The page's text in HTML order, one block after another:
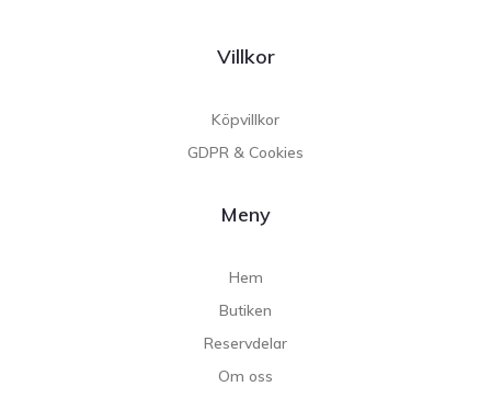
Villkor
Köpvillkor
GDPR & Cookies
Meny
Hem
Butiken
Reservdelar
Om oss